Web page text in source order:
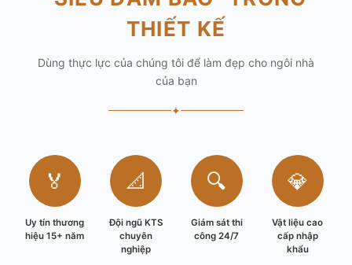
THIẾT KẾ
Dùng thực lực của chúng tôi để làm đẹp cho ngôi nhà
của bạn
✦
🏅
Uy tín thương
hiệu 15+ năm
📐
Đội ngũ KTS
chuyên
nghiệp
🔍
Giám sát thi
công 24/7
💎
Vật liệu cao
cấp nhập
khẩu